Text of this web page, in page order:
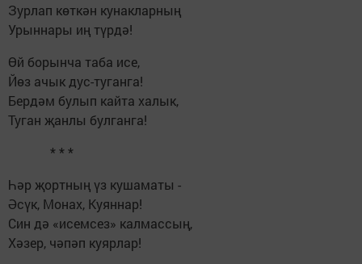
Зурлап көткән кунакларның
Урыннары иң түрдә!
Өй борынча таба исе,
Йөз ачык дус-туганга!
Бердәм булып кайта халык,
Туган җанлы булганга!
* * *
Һәр җортның үз кушаматы -
Әсүк, Монах, Куяннар!
Син дә «исемсез» калмассың,
Хәзер, чәпәп куярлар!